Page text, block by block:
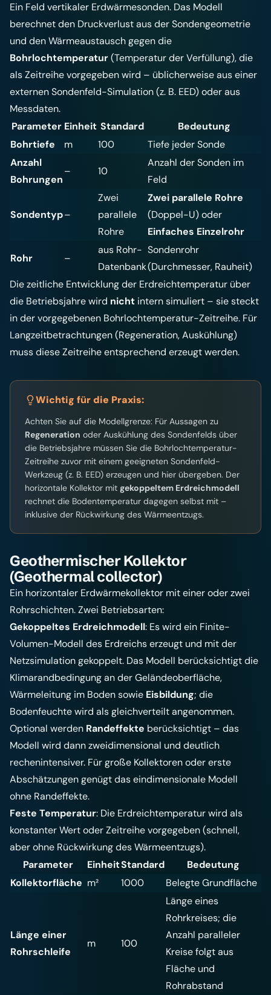
Ein Feld vertikaler Erdwärmesonden. Das Modell
berechnet den Druckverlust aus der Sondengeometrie
und den Wärmeaustausch gegen die
Bohrlochtemperatur(Temperatur der Verfüllung), die
als Zeitreihe vorgegeben wird – üblicherweise aus einer
externen Sondenfeld-Simulation (z. B. EED) oder aus
Messdaten.
Parameter Einheit Standard
Bedeutung
Bohrtiefe
m 100
Tiefe jeder Sonde
Anzahl
Bohrungen
– 10
Anzahl der Sonden im
Feld
Sondentyp–
Zwei
parallele
Rohre
Zwei parallele Rohre
(Doppel-U) oder
Einfaches Einzelrohr
Rohr –
aus Rohr-
Datenbank
Sondenrohr
(Durchmesser, Rauheit)
Die zeitliche Entwicklung der Erdreichtemperatur über
die Betriebsjahre wird nicht intern simuliert – sie steckt
in der vorgegebenen Bohrlochtemperatur-Zeitreihe. Für
Langzeitbetrachtungen (Regeneration, Auskühlung)
muss diese Zeitreihe entsprechend erzeugt werden.
Wichtig für die Praxis:
Achten Sie auf die Modellgrenze: Für Aussagen zu
Regeneration oder Auskühlung des Sondenfelds über
die Betriebsjahre müssen Sie die Bohrlochtemperatur-
Zeitreihe zuvor mit einem geeigneten Sondenfeld-
Werkzeug (z. B. EED) erzeugen und hier übergeben. Der
horizontale Kollektor mit gekoppeltem Erdreichmodell
rechnet die Bodentemperatur dagegen selbst mit –
inklusive der Rückwirkung des Wärmeentzugs.
Geothermischer Kollektor
(Geothermal collector)
Ein horizontaler Erdwärmekollektor mit einer oder zwei
Rohrschichten. Zwei Betriebsarten:
Gekoppeltes Erdreichmodell: Es wird ein Finite-
Volumen-Modell des Erdreichs erzeugt und mit der
Netzsimulation gekoppelt. Das Modell berücksichtigt die
Klimarandbedingung an der Geländeoberfläche,
Wärmeleitung im Boden sowie Eisbildung; die
Bodenfeuchte wird als gleichverteilt angenommen.
Optional werden Randeffekte berücksichtigt – das
Modell wird dann zweidimensional und deutlich
rechenintensiver. Für große Kollektoren oder erste
Abschätzungen genügt das eindimensionale Modell
ohne Randeffekte.
Feste Temperatur: Die Erdreichtemperatur wird als
konstanter Wert oder Zeitreihe vorgegeben (schnell,
aber ohne Rückwirkung des Wärmeentzugs).
Parameter
EinheitStandard
Bedeutung
Kollektorfläche m² 1000 Belegte Grundfläche
Länge einer
Rohrschleife
m 100
Länge eines
Rohrkreises; die
Anzahl paralleler
Kreise folgt aus
Fläche und
Rohrabstand